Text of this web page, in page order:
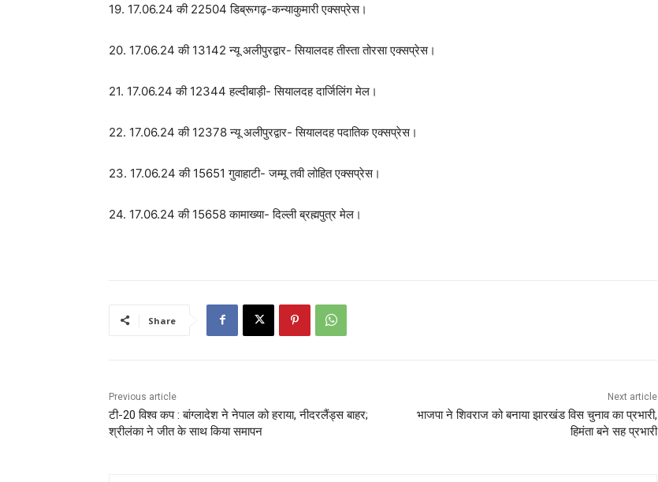
19. 17.06.24 की 22504 डिब्रूगढ़-कन्याकुमारी एक्सप्रेस।
20. 17.06.24 की 13142 न्यू अलीपुरद्वार- सियालदह तीस्ता तोरसा एक्सप्रेस।
21. 17.06.24 की 12344 हल्दीबाड़ी- सियालदह दार्जिलिंग मेल।
22. 17.06.24 की 12378 न्यू अलीपुरद्वार- सियालदह पदातिक एक्सप्रेस।
23. 17.06.24 की 15651 गुवाहाटी- जम्मू तवी लोहित एक्सप्रेस।
24. 17.06.24 की 15658 कामाख्या- दिल्ली ब्रह्मपुत्र मेल।
Share
Previous article
टी-20 विश्व कप : बांग्लादेश ने नेपाल को हराया, नीदरलैंड्स बाहर;
श्रीलंका ने जीत के साथ किया समापन
Next article
भाजपा ने शिवराज को बनाया झारखंड विस चुनाव का प्रभारी,
हिमंता बने सह प्रभारी